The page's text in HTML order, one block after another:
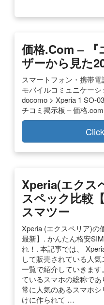
価格.com – 『
ザーから見た
スマートフォン・携帯
モバイルコミュニケー
docomo > Xperia 1 SO-
チコミ掲示板 – 価格.com
Xperia(エクス
スペック比較
スマツー
Xperia (エクスペリア)の
最新】. かんたん格安
れ！. 本記事では、
して販売されている人
一覧で紹介していきま
ているスマホの総称で
常に人気のあるスマホ
けに作られて …